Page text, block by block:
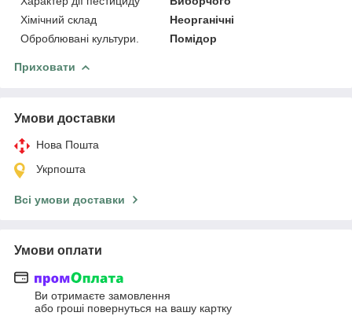
Хімічний склад
Неорганічні
Оброблювані культури.
Помідор
Приховати
Умови доставки
Нова Пошта
Укрпошта
Всі умови доставки
Умови оплати
Ви отримаєте замовлення
або гроші повернуться на вашу картку